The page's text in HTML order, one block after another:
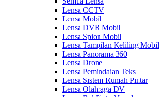
Lensa CCTV
Lensa Mobil
Lensa DVR Mobil
Lensa Spion Mobil
Lensa Tampilan Keliling Mobil
Lensa Panorama 360
Lensa Drone
Lensa Pemindaian Teks
Lensa Sistem Rumah Pintar
Lensa Olahraga DV